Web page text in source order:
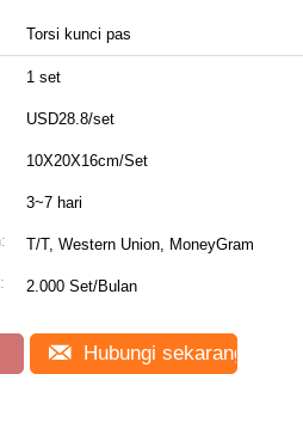
Torsi kunci pas
1 set
USD28.8/set
10X20X16cm/Set
3~7 hari
T/T, Western Union, MoneyGram
2.000 Set/Bulan
Hubungi sekarang